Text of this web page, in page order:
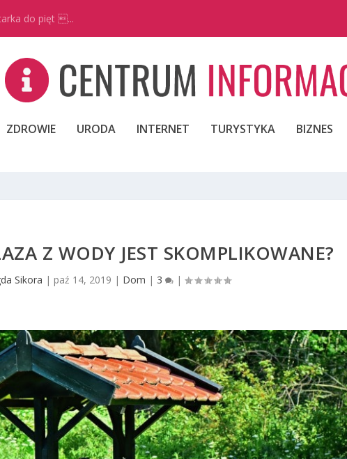
do pięt ...
ZDROWIE URODA INTERNET TURYSTYKA BIZNES
Z WODY JEST SKOMPLIKOWANE?
Sikora | paź 14, 2019 | Dom | 3 |